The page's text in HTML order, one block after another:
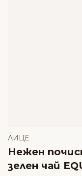
ЛИЦЕ
Нежен
зелен чай